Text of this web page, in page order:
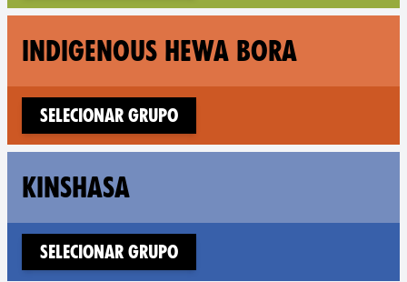
INDIGENOUS HEWA BORA
Selecionar Grupo
KINSHASA
Selecionar Grupo